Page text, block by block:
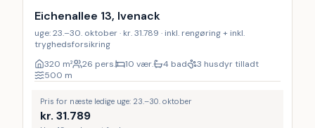
Eichenallee 13, Ivenack
uge: 23.–30. oktober · kr. 31.789 · inkl. rengøring + inkl.
tryghedsforsikring
320 m² 26 pers. 10 vær. 4 bad
3 husdyr tilladt
500 m
Pris for næste ledige uge: 23.–30. oktober
kr. 31.789